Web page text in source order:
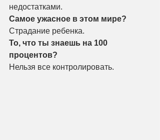
недостатками.
Самое ужасное в этом мире?
Страдание ребенка.
То, что ты знаешь на 100
процентов?
Нельзя все контролировать.